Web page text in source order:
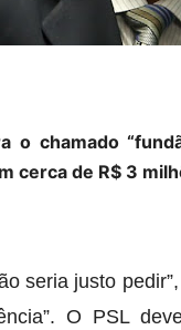
o chamado
cerca de R$ 3
seria justo
O PSL